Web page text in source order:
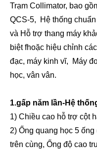
Trạm Collimator, bao
QCS-5,
Hệ thống
và Hỗ trợ thang máy
biệt fhoặc hiệu chỉnh
đạc, máy kinh vĩ,
Máy
học, vân vân.
1.gấp năm lần-Hệ
1) Chiều cao hỗ trợ cột
2) Ống quang học 5
trên cùng, Ống độ cao